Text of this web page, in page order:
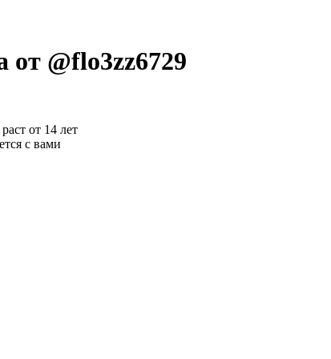
от @flo3zz6729
от 14 лет
с вами